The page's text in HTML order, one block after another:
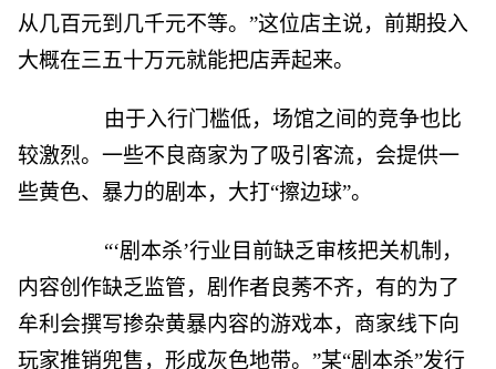
从几百元到几千元不等。”这位店主说，前期投入
大概在三五十万元就能把店弄起来。
由于入行门槛低，场馆之间的竞争也比
较激烈。一些不良商家为了吸引客流，会提供一
些黄色、暴力的剧本，大打“擦边球”。
“‘剧本杀’行业目前缺乏审核把关机制，
内容创作缺乏监管，剧作者良莠不齐，有的为了
牟利会撰写掺杂黄暴内容的游戏本，商家线下向
玩家推销兜售，形成灰色地带。”某“剧本杀”发行